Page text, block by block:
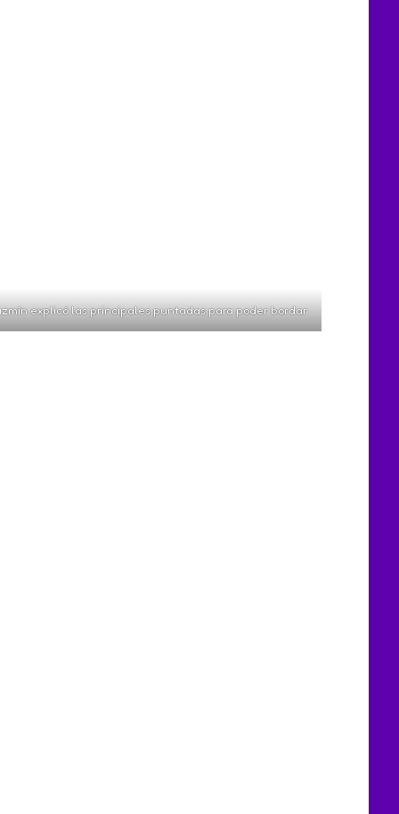
explicó las principales puntadas para poder bordar